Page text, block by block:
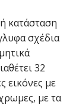
κατάσταση
σχέδια
32
εικόνες με
με τα